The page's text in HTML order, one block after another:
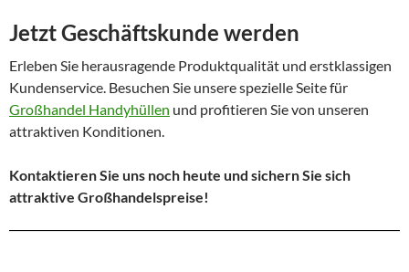
Jetzt Geschäftskunde werden
Erleben Sie herausragende Produktqualität und erstklassigen
Kundenservice. Besuchen Sie unsere spezielle Seite für
Großhandel Handyhüllen und profitieren Sie von unseren
attraktiven Konditionen.
Kontaktieren Sie uns noch heute und sichern Sie sich
attraktive Großhandelspreise!